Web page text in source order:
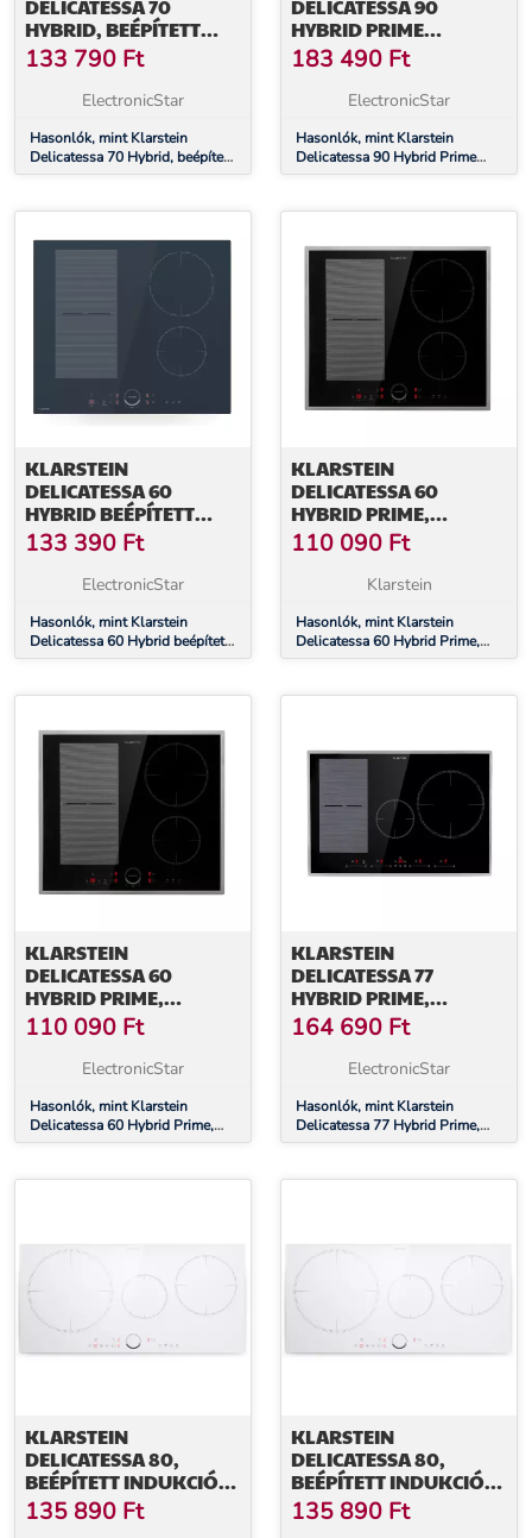
DELICATESSA 70
HYBRID, BEÉPÍTETT
INDUKCIÓS FŐZŐLAP, 4
ZÓNA, 7000 W,
ÜVEGKERÁMIA
133 790 Ft
ElectronicStar
Hasonlók, mint Klarstein
Delicatessa 70 Hybrid, beépített
indukciós főzőlap, 4 zóna, 7000
DELICATESSA 90
HYBRID PRIME
BEÉPÍTETT INDUKCIÓS
FŐZŐLAP 5 ZÓNA, 7200
W ÖNELLÁTÓ
183 490 Ft
ElectronicStar
Hasonlók, mint Klarstein
Delicatessa 90 Hybrid Prime
beépített indukciós főzőlap 5
KLARSTEIN
DELICATESSA 60
HYBRID BEÉPÍTETT
INDUKCIÓS FŐZŐLAP,
7000 W, FLEXI ZÓNA,
BOOSTER, INDUKCIÓ
133 390 Ft
ElectronicStar
Hasonlók, mint Klarstein
Delicatessa 60 Hybrid beépített
indukciós főzőlap, 7000 W,
KLARSTEIN
DELICATESSA 60
HYBRID PRIME,
INDUKCIÓS FŐZŐLAP,
INDUKCIÓ, 7000 W, 4
ZÓNA, FEKETE
110 090 Ft
Klarstein
Hasonlók, mint Klarstein
Delicatessa 60 Hybrid Prime,
indukciós főzőlap, indukció,
KLARSTEIN
DELICATESSA 60
HYBRID PRIME,
INDUKCIÓS FŐZŐLAP,
INDUKCIÓ, 7000 W, 4
ZÓNA, FEKETE
110 090 Ft
ElectronicStar
Hasonlók, mint Klarstein
Delicatessa 60 Hybrid Prime,
indukciós főzőlap, indukció,
KLARSTEIN
DELICATESSA 77
HYBRID PRIME,
INDUKCIÓS FŐZŐLAP,
7000 W, 4 ZÓNA
164 690 Ft
ElectronicStar
Hasonlók, mint Klarstein
Delicatessa 77 Hybrid Prime,
indukciós főzőlap, 7000 W, 4
KLARSTEIN
DELICATESSA 80,
BEÉPÍTETT INDUKCIÓS
FŐZŐLAP, 3 ZÓNA,
6000 W, PAELLA ZÓNA,
135 890 Ft
KLARSTEIN
DELICATESSA 80,
BEÉPÍTETT INDUKCIÓS
FŐZŐLAP, 3 ZÓNA,
6000 W, PAELLA ZÓNA,
135 890 Ft